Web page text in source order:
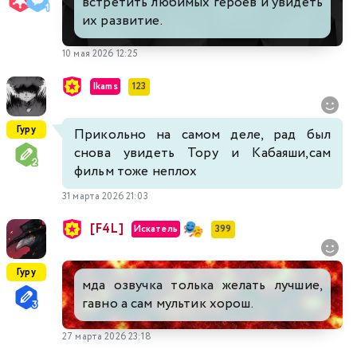
их развитие.
10 мая 2026 12:25
Гуру
Ikams 123
Прикольно на самом деле, рад был
снова увидеть Тору и Кабаяши,сам
фильм тоже неплох
31 марта 2026 21:03
Гуру
[F4L] Искатель 399
мда озвучка толька желать лучшие,
гавно а сам мультик хорош.
27 марта 2026 23:18